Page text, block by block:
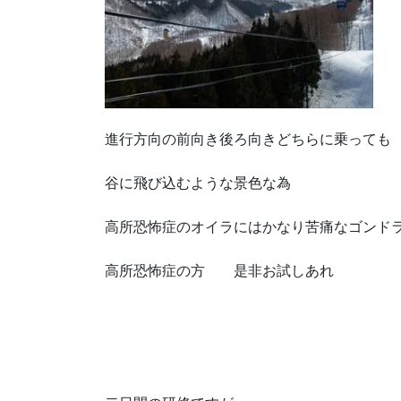
進行方向の前向き後ろ向きどちらに乗っても
谷に飛び込むような景色な為
高所恐怖症のオイラにはかなり苦痛なゴンド
高所恐怖症の方 是非お試しあれ